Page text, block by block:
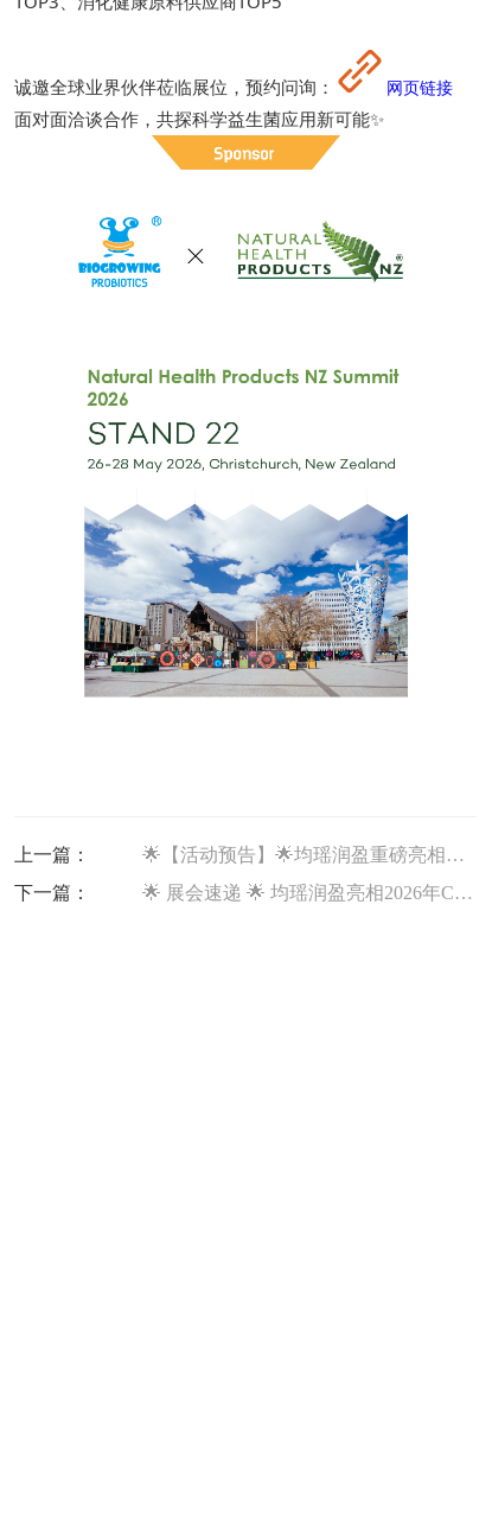
诚邀全球业界伙伴莅临展位，预约问询： 网页链接
面对面洽谈合作，共探科学益生菌应用新可能✨
上一篇：
🌟【活动预告】🌟均瑶润盈重磅亮相CMA BIOTICS DAY 2026
下一篇：
🌟 展会速递 🌟 均瑶润盈亮相2026年CPHI & PMEC China